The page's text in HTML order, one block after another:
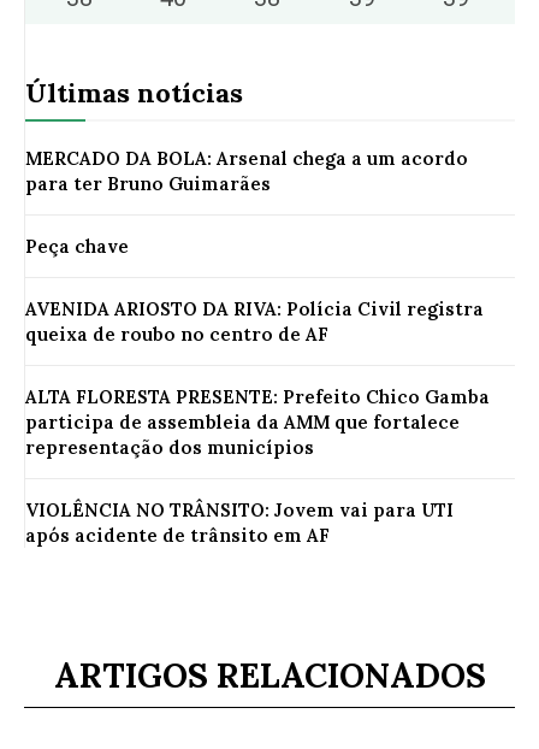
Últimas notícias
MERCADO DA BOLA: Arsenal chega a um acordo
para ter Bruno Guimarães
Peça chave
AVENIDA ARIOSTO DA RIVA: Polícia Civil registra
queixa de roubo no centro de AF
ALTA FLORESTA PRESENTE: Prefeito Chico Gamba
participa de assembleia da AMM que fortalece
representação dos municípios
VIOLÊNCIA NO TRÂNSITO: Jovem vai para UTI
após acidente de trânsito em AF
ARTIGOS RELACIONADOS